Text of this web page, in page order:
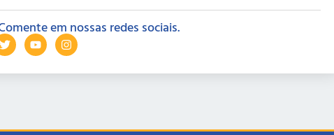
em nossas redes sociais.